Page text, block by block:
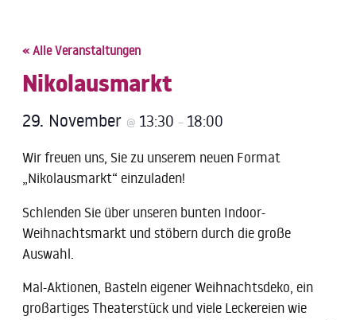
« Alle Veranstaltungen
Nikolausmarkt
29. November @ 13:30 – 18:00
Wir freuen uns, Sie zu unserem neuen Format
„Nikolausmarkt“ einzuladen!
Schlenden Sie über unseren bunten Indoor-
Weihnachtsmarkt und stöbern durch die große
Auswahl.
Mal-Aktionen, Basteln eigener Weihnachtsdeko, ein
großartiges Theaterstück und viele Leckereien wie